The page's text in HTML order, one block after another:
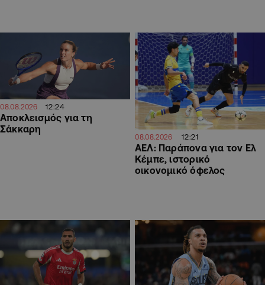
08.08.2026 12:24
Αποκλεισμός για τη
Σάκκαρη
08.08.2026 12:21
ΑΕΛ: Παράπονα για τον Ελ
Κέμπε, ιστορικό
οικονομικό όφελος